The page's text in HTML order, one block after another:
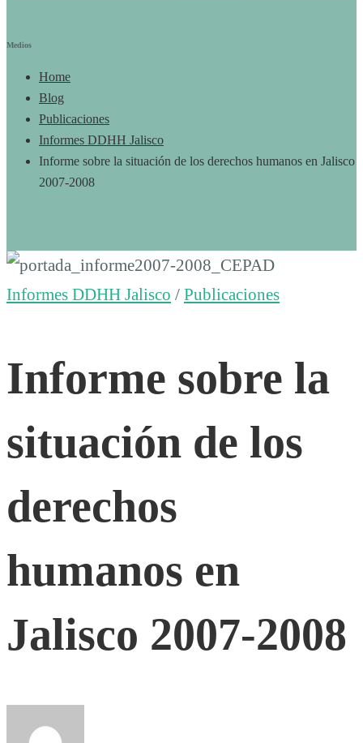
Medios
Home
Blog
Publicaciones
Informes DDHH Jalisco
Informe sobre la situación de los derechos humanos en Jalisco
2007-2008
Informe
la
situación
de
los
derechos
humanos
en
Informes DDHH Jalisco / Publicaciones
Informe sobre la
situación de los
derechos
humanos en
Jalisco 2007-2008